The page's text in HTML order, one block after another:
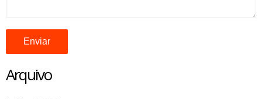
Arquivo